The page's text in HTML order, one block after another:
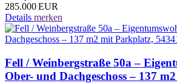
285.000 EUR
Details merken
Fell / Weinbergstraße 50a –
Ober- und Dachgeschoss – 137